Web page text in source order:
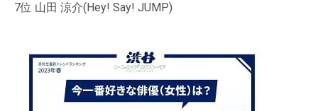
7位 山田 涼介(Hey! Say! JUMP)